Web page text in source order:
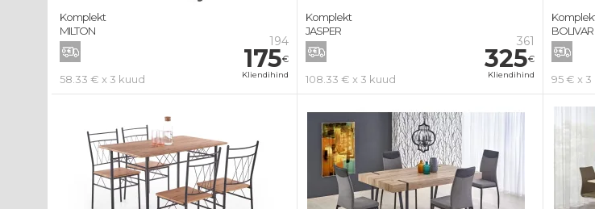
194
175€
Kliendihind
58.33 € x 3 kuud
Komplekt
MILTON
361
325€
Kliendihind
108.33 € x 3 kuud
Komplekt
JASPER
95 € x 3
BOLIVAR